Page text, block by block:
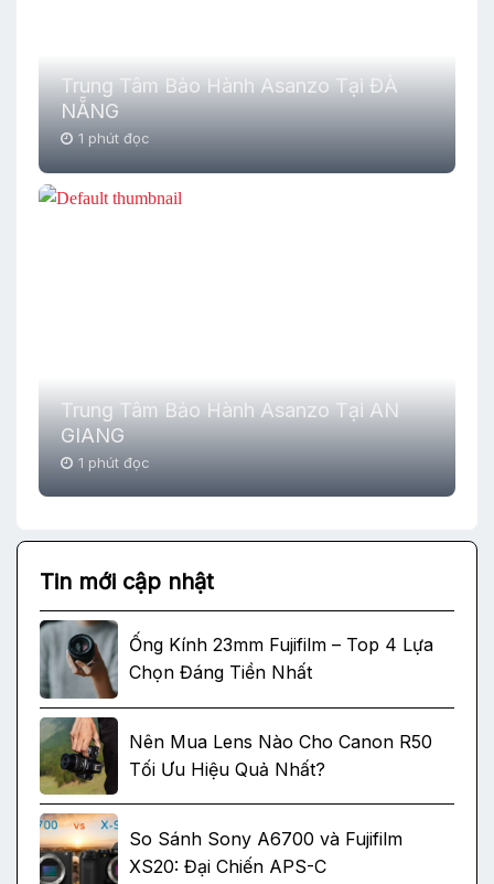
Trung Tâm Bảo Hành Asanzo Tại ĐÀ
NẴNG
1 phút đọc
Trung Tâm Bảo Hành Asanzo Tại AN
GIANG
1 phút đọc
Tin mới cập nhật
Ống Kính 23mm Fujifilm – Top 4 Lựa
Chọn Đáng Tiền Nhất
Nên Mua Lens Nào Cho Canon R50
Tối Ưu Hiệu Quả Nhất?
So Sánh Sony A6700 và Fujifilm
XS20: Đại Chiến APS-C